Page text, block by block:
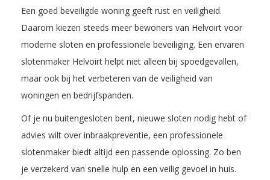
Een goed beveiligde woning geeft rust en veiligheid.
Daarom kiezen steeds meer bewoners van Helvoirt voor
moderne sloten en professionele beveiliging. Een ervaren
slotenmaker Helvoirt helpt niet alleen bij spoedgevallen,
maar ook bij het verbeteren van de veiligheid van
woningen en bedrijfspanden.
Of je nu buitengesloten bent, nieuwe sloten nodig hebt of
advies wilt over inbraakpreventie, een professionele
slotenmaker biedt altijd een passende oplossing. Zo ben
je verzekerd van snelle hulp en een veilig gevoel in huis.